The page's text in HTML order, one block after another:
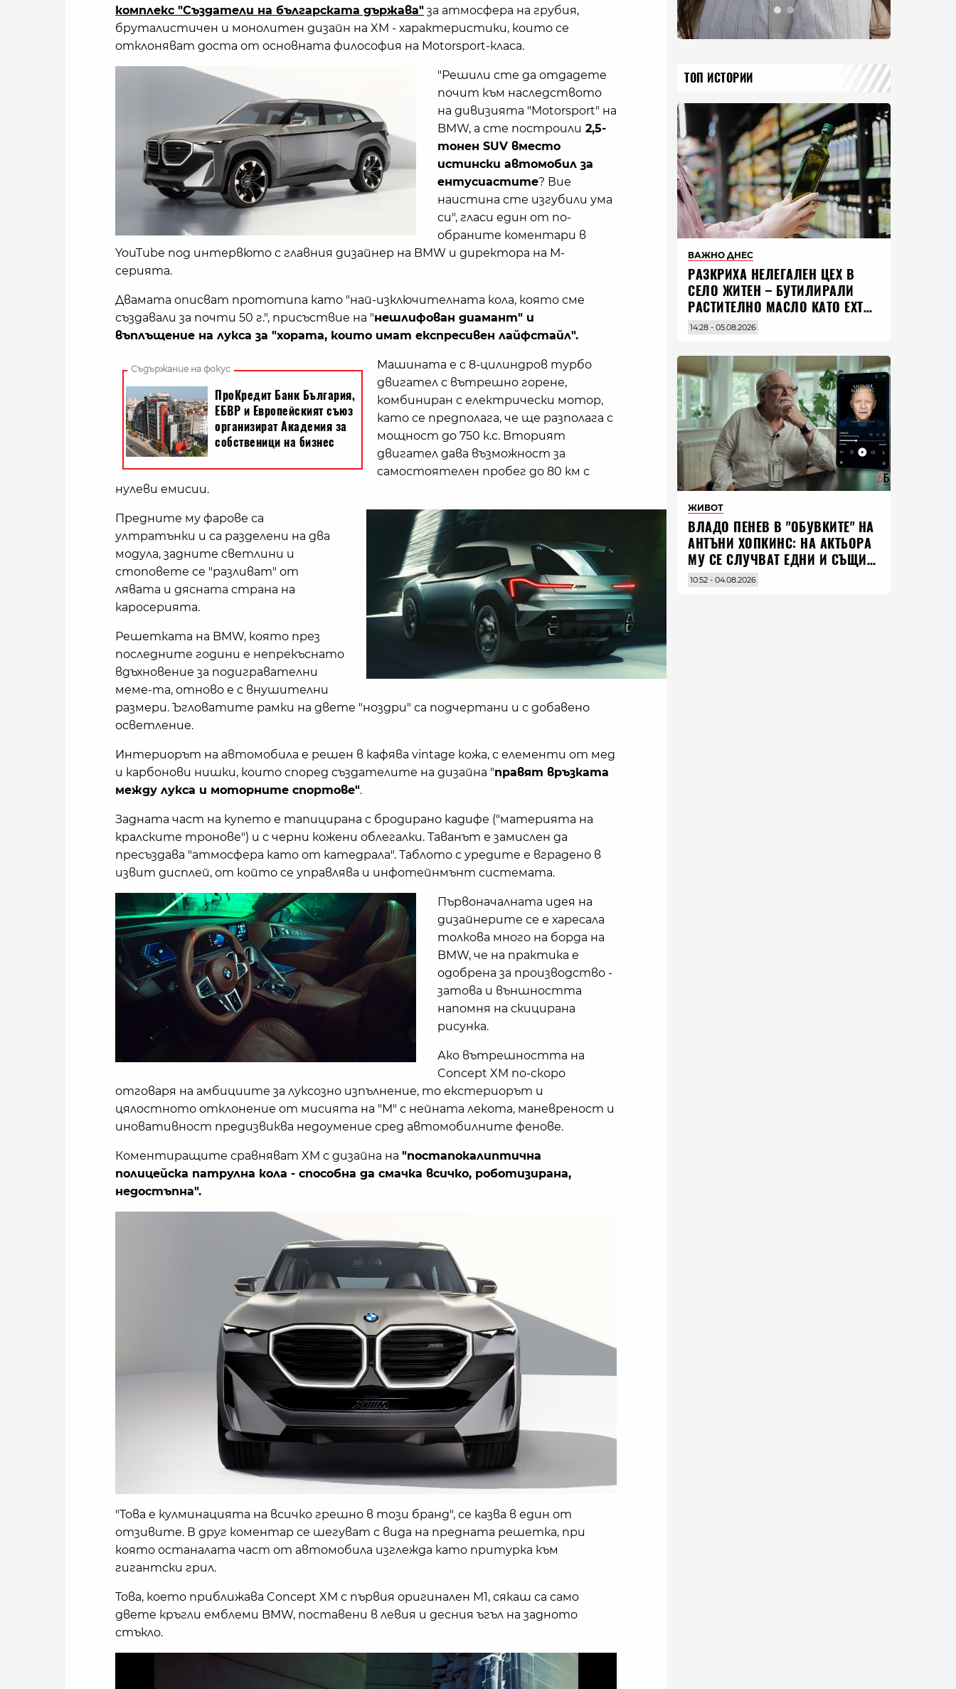
комплекс "Създатели на българската държава" за атмосфера на грубия,
бруталистичен и монолитен дизайн на XM - характеристики, които се
отклоняват доста от основната философия на Motorsport-класа.
"Решили сте да отдадете
почит към наследството
на дивизията "Motorsport" на
BMW, а сте построили 2,5-
тонен SUV вместо
истински автомобил за
ентусиастите? Вие
наистина сте изгубили ума
си", гласи един от по-
обраните коментари в
YouTube под интервюто с главния дизайнер на BMW и директора на М-
серията.
Двамата описват прототипа като "най-изключителната кола, която сме
създавали за почти 50 г.", присъствие на "нешлифован диамант" и
въплъщение на лукса за "хората, които имат експресивен лайфстайл".
Машината е с 8-цилиндров турбо
двигател с вътрешно горене,
комбиниран с електрически мотор,
като се предполага, че ще разполага с
мощност до 750 к.с. Вторият
двигател дава възможност за
самостоятелен пробег до 80 км с
нулеви емисии.
Предните му фарове са
ултратънки и са разделени на два
модула, задните светлини и
стоповете се "разливат" от
лявата и дясната страна на
каросерията.
Решетката на BMW, която през
последните години е непрекъснато
вдъхновение за подигравателни
меме-та, отново е с внушителни
размери. Ъгловатите рамки на двете "ноздри" са подчертани и с добавено
осветление.
Интериорът на автомобила е решен в кафява vintage кожа, с елементи от мед
и карбонови нишки, които според създателите на дизайна "правят връзката
между лукса и моторните спортове".
Задната част на купето е тапицирана с бродирано кадифе ("материята на
кралските тронове") и с черни кожени облегалки. Таванът е замислен да
пресъздава "атмосфера като от катедрала". Таблото с уредите е вградено в
извит дисплей, от който се управлява и инфотейнмънт системата.
Първоначалната идея на
дизайнерите се е харесала
толкова много на борда на
BMW, че на практика е
одобрена за производство -
затова и външността
напомня на скицирана
рисунка.
Ако вътрешността на
Concept XM по-скоро
отговаря на амбициите за луксозно изпълнение, то екстериорът и
цялостното отклонение от мисията на "M" с нейната лекота, маневреност и
иновативност предизвиква недоумение сред автомобилните фенове.
Коментиращите сравняват XM с дизайна на "постапокалиптична
полицейска патрулна кола - способна да смачка всичко, роботизирана,
недостъпна".
"Това е кулминацията на всичко грешно в този бранд", се казва в един от
отзивите. В друг коментар се шегуват с вида на предната решетка, при
която останалата част от автомобила изглежда като притурка към
гигантски грил.
Това, което приближава Concept XM с първия оригинален M1, сякаш са само
двете кръгли емблеми BMW, поставени в левия и десния ъгъл на задното
стъкло.
ТОП ИСТОРИИ
ВАЖНО ДНЕС
РАЗКРИХА НЕЛЕГАЛЕН ЦЕХ В
СЕЛО ЖИТЕН – БУТИЛИРАЛИ
РАСТИТЕЛНО МАСЛО КАТО EXTRA
VIRGIN ЗЕХТИН
14:28 - 05.08.2026
ЖИВОТ
ВЛАДO ПЕНЕВ В "ОБУВКИТЕ" НА
АНТЪНИ ХОПКИНС: НА АКТЬОРА
МУ СЕ СЛУЧВАТ ЕДНИ И СЪЩИ
НЕЩА ПО ЦЕЛИЯ СВЯТ
10:52 - 04.08.2026